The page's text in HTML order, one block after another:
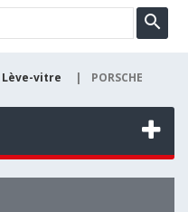
Lève-vitre | PORSCHE